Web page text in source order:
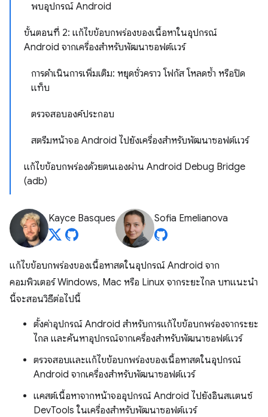
พบอุปกรณ์ Android
ขั้นตอนที่ 2: แก้ไขข้อบกพร่องของเนื้อหาในอุปกรณ์
Android จากเครื่องสำหรับพัฒนาซอฟต์แวร์
การดำเนินการเพิ่มเติม: หยุดชั่วคราว โฟกัส โหลดซ้ำ หรือปิด
แท็บ
ตรวจสอบองค์ประกอบ
สตรีมหน้าจอ Android ไปยังเครื่องสำหรับพัฒนาซอฟต์แวร์
แก้ไขข้อบกพร่องด้วยตนเองผ่าน Android Debug Bridge
(adb)
Kayce Basques Sofia Emelianova
แก้ไขข้อบกพร่องของเนื้อหาสดในอุปกรณ์ Android จาก
คอมพิวเตอร์ Windows, Mac หรือ Linux จากระยะไกล บทแนะนำ
นี้จะสอนวิธีต่อไปนี้
ตั้งค่าอุปกรณ์ Android สำหรับการแก้ไขข้อบกพร่องจากระยะ
ไกล และค้นหาอุปกรณ์จากเครื่องสำหรับพัฒนาซอฟต์แวร์
ตรวจสอบและแก้ไขข้อบกพร่องของเนื้อหาสดในอุปกรณ์
Android จากเครื่องสำหรับพัฒนาซอฟต์แวร์
แคสต์เนื้อหาจากหน้าจออุปกรณ์ Android ไปยังอินสแตนซ์
DevTools ในเครื่องสำหรับพัฒนาซอฟต์แวร์